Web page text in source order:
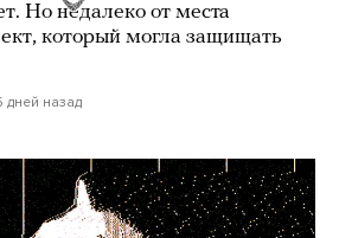
Но недалеко от места
который могла защищать
дней назад